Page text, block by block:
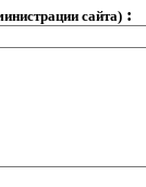
сайта) :